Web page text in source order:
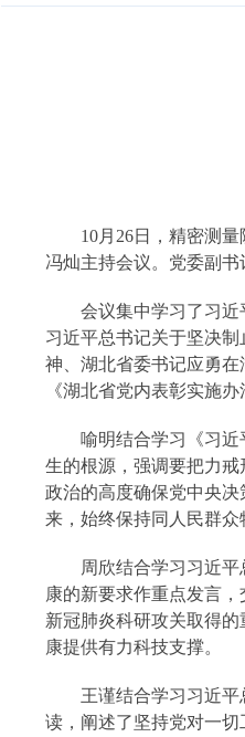
10月 26日，精密测
冯灿主持会议。党委副书
会议集中学习了习近
习近平总书记关于坚决
神、湖北省委书记应勇在
《湖北省党内表彰实施办
喻明结合学习《习
生的根源，强调要把力
政治的高度确保党中央
来，始终保持同人民群众
周欣结合学习习近
康的新要求作重点发言
新冠肺炎科研攻关取得
康提供有力科技支撑。
王谨结合学习习近
读，阐述了坚持党对一